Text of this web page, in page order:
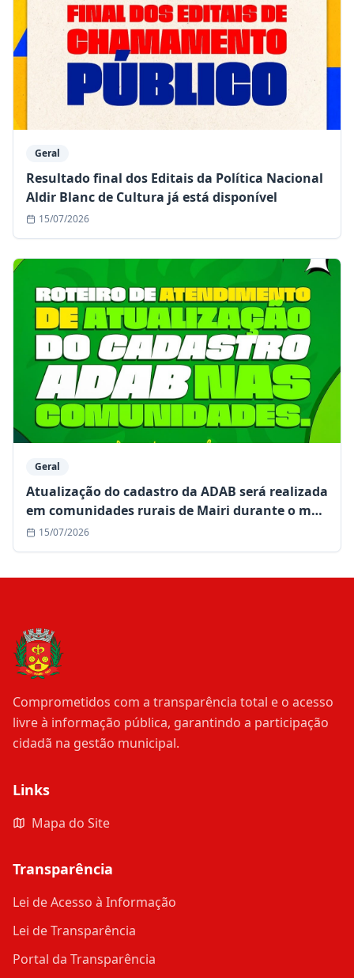
Geral
Resultado final dos Editais da Política Nacional
Aldir Blanc de Cultura já está disponível
15/07/2026
Geral
Atualização do cadastro da ADAB será realizada
em comunidades rurais de Mairi durante o mês
de julho
15/07/2026
Comprometidos com a transparência total e o acesso
livre à informação pública, garantindo a participação
cidadã na gestão municipal.
Links
Mapa do Site
Transparência
Lei de Acesso à Informação
Lei de Transparência
Portal da Transparência